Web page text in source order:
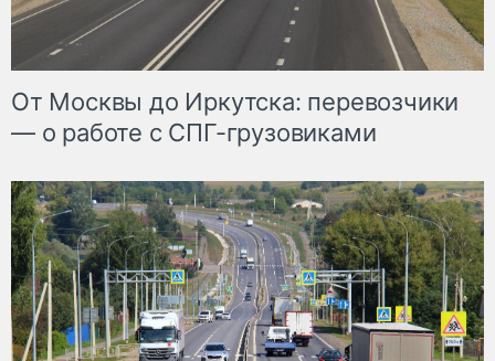
От Москвы до Иркутска: перевозчики
— о работе с СПГ-грузовиками